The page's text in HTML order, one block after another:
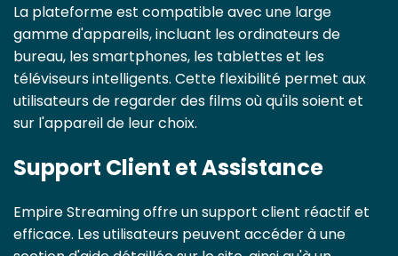
La plateforme est compatible avec une large
gamme d'appareils, incluant les ordinateurs de
bureau, les smartphones, les tablettes et les
téléviseurs intelligents. Cette flexibilité permet aux
utilisateurs de regarder des films où qu'ils soient et
sur l'appareil de leur choix.
Support Client et Assistance
Empire Streaming offre un support client réactif et
efficace. Les utilisateurs peuvent accéder à une